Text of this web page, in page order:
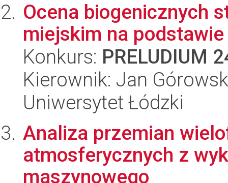
Ocena biogenicznych
miejskim na
Konkurs: PRELUDIUM
Kierownik: Jan
Uniwersytet Łódzki
Analiza przemian
atmosferycznych z
maszynowego